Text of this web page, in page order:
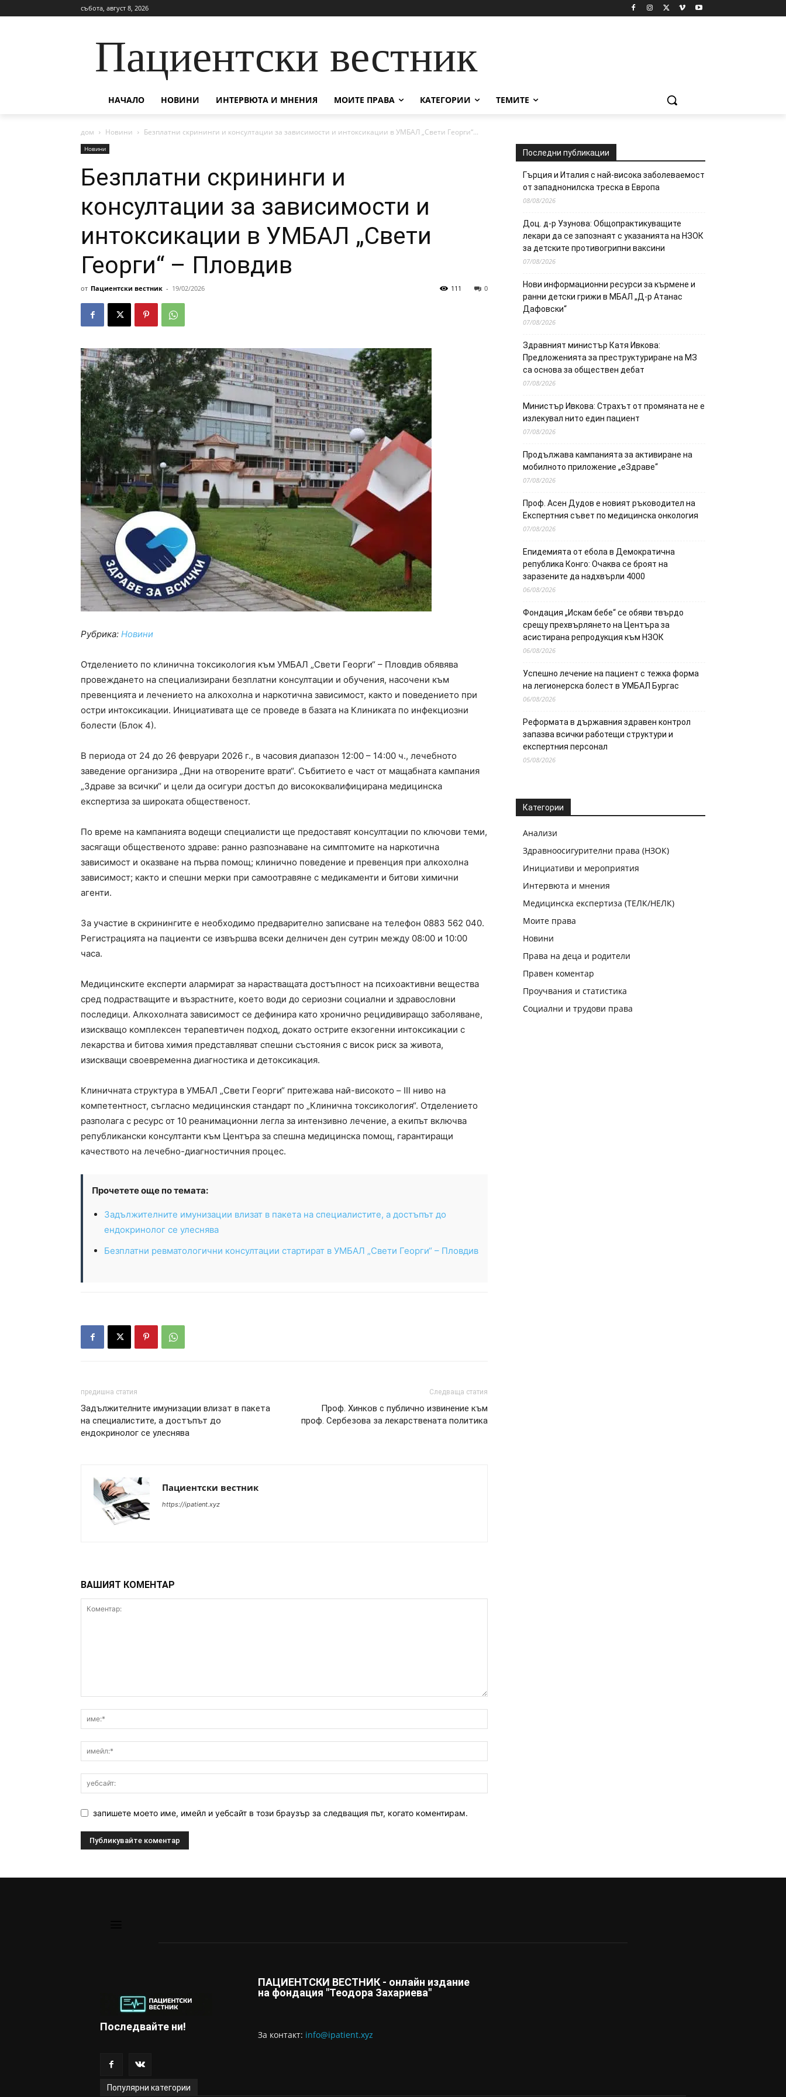
събота, август 8, 2026
Пациентски вестник
НАЧАЛО НОВИНИ ИНТЕРВЮТА И МНЕНИЯ МОИТЕ ПРАВА КАТЕГОРИИ ТЕМИТЕ
дом Новини Безплатни скрининги и консултации за зависимости и интоксикации в УМБАЛ „Свети Георги“...
Новини
Безплатни скрининги и
консултации за зависимости и
интоксикации в УМБАЛ „Свети
Георги“ – Пловдив
от Пациентски вестник - 19/02/2026 0
111
Рубрика: Новини
Отделението по клинична токсикология към УМБАЛ „Свети Георги“ – Пловдив обявява
провеждането на специализирани безплатни консултации и обучения, насочени към
превенцията и лечението на алкохолна и наркотична зависимост, както и поведението при
остри интоксикации. Инициативата ще се проведе в базата на Клиниката по инфекциозни
болести (Блок 4).
В периода от 24 до 26 февруари 2026 г., в часовия диапазон 12:00 – 14:00 ч., лечебното
заведение организира „Дни на отворените врати“. Събитието е част от мащабната кампания
„Здраве за всички“ и цели да осигури достъп до висококвалифицирана медицинска
експертиза за широката общественост.
По време на кампанията водещи специалисти ще предоставят консултации по ключови теми,
засягащи общественото здраве: ранно разпознаване на симптомите на наркотична
зависимост и оказване на първа помощ; клинично поведение и превенция при алкохолна
зависимост; както и спешни мерки при самоотравяне с медикаменти и битови химични
агенти.
За участие в скринингите е необходимо предварително записване на телефон 0883 562 040.
Регистрацията на пациенти се извършва всеки делничен ден сутрин между 08:00 и 10:00
часа.
Медицинските експерти алармират за нарастващата достъпност на психоактивни вещества
сред подрастващите и възрастните, което води до сериозни социални и здравословни
последици. Алкохолната зависимост се дефинира като хронично рецидивиращо заболяване,
изискващо комплексен терапевтичен подход, докато острите екзогенни интоксикации с
лекарства и битова химия представляват спешни състояния с висок риск за живота,
изискващи своевременна диагностика и детоксикация.
Клиничната структура в УМБАЛ „Свети Георги“ притежава най-високото – III ниво на
компетентност, съгласно медицинския стандарт по „Клинична токсикология“. Отделението
разполага с ресурс от 10 реанимационни легла за интензивно лечение, а екипът включва
републикански консултанти към Центъра за спешна медицинска помощ, гарантиращи
качеството на лечебно-диагностичния процес.
Прочетете още по темата:
Задължителните имунизации влизат в пакета на специалистите, а достъпът до
ендокринолог се улеснява
Безплатни ревматологични консултации стартират в УМБАЛ „Свети Георги“ – Пловдив
предишна статия
Задължителните имунизации влизат в пакета
на специалистите, а достъпът до
ендокринолог се улеснява
Следваща статия
Проф. Хинков с публично извинение към
проф. Сербезова за лекарствената политика
Пациентски вестник
https://ipatient.xyz
ВАШИЯТ КОМЕНТАР
запишете моето име, имейл и уебсайт в този браузър за следващия път, когато коментирам.
Последни публикации
Гърция и Италия с най-висока заболеваемост
от западнонилска треска в Европа
08/08/2026
Доц. д-р Узунова: Общопрактикуващите
лекари да се запознаят с указанията на НЗОК
за детските противогрипни ваксини
07/08/2026
Нови информационни ресурси за кърмене и
ранни детски грижи в МБАЛ „Д-р Атанас
Дафовски“
07/08/2026
Здравният министър Катя Ивкова:
Предложенията за преструктуриране на МЗ
са основа за обществен дебат
07/08/2026
Министър Ивкова: Страхът от промяната не е
излекувал нито един пациент
07/08/2026
Продължава кампанията за активиране на
мобилното приложение „еЗдраве“
07/08/2026
Проф. Асен Дудов е новият ръководител на
Експертния съвет по медицинска онкология
07/08/2026
Епидемията от ебола в Демократична
република Конго: Очаква се броят на
заразените да надхвърли 4000
06/08/2026
Фондация „Искам бебе“ се обяви твърдо
срещу прехвърлянето на Центъра за
асистирана репродукция към НЗОК
06/08/2026
Успешно лечение на пациент с тежка форма
на легионерска болест в УМБАЛ Бургас
06/08/2026
Реформата в държавния здравен контрол
запазва всички работещи структури и
експертния персонал
05/08/2026
Категории
Анализи
Здравноосигурителни права (НЗОК)
Инициативи и мероприятия
Интервюта и мнения
Медицинска експертиза (ТЕЛК/НЕЛК)
Моите права
Новини
Права на деца и родители
Правен коментар
Проучвания и статистика
Социални и трудови права
Последвайте ни!
ПАЦИЕНТСКИ ВЕСТНИК - онлайн издание
на фондация "Теодора Захариева"
За контaкт: info@ipatient.xyz
Популярни категории